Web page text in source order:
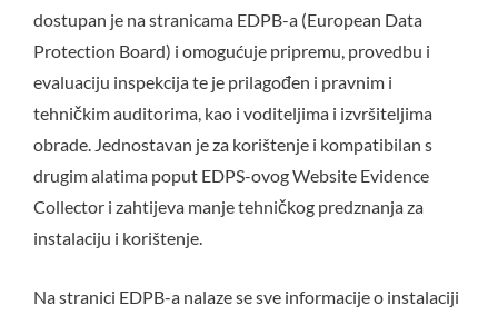
dostupan je na stranicama EDPB-a (European Data
Protection Board) i omogućuje pripremu, provedbu i
evaluaciju inspekcija te je prilagođen i pravnim i
tehničkim auditorima, kao i voditeljima i izvršiteljima
obrade. Jednostavan je za korištenje i kompatibilan s
drugim alatima poput EDPS-ovog Website Evidence
Collector i zahtijeva manje tehničkog predznanja za
instalaciju i korištenje.
Na stranici EDPB-a nalaze se sve informacije o instalaciji